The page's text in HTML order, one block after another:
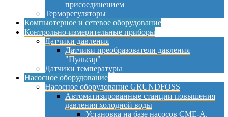
присоединением
Терморегуляторы
Компьютерное и сетевое оборудование
Контрольно-измерительные приборы
Датчики давления
Датчики преобразователи давления
"Пульсар"
Датчики температуры
Насосное оборудование
Насосное оборудование GRUNDFOSS
Автоматизированные станции повышения
давления холодной воды
Установка на базе насосов CME-A,